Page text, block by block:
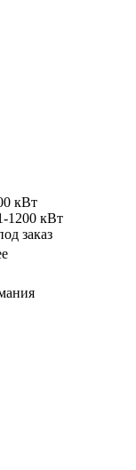
кВт
1200 кВт
заказ